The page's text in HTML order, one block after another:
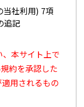
当社利用) 7項
追記
本サイト上で
約を承認した
用されるもの